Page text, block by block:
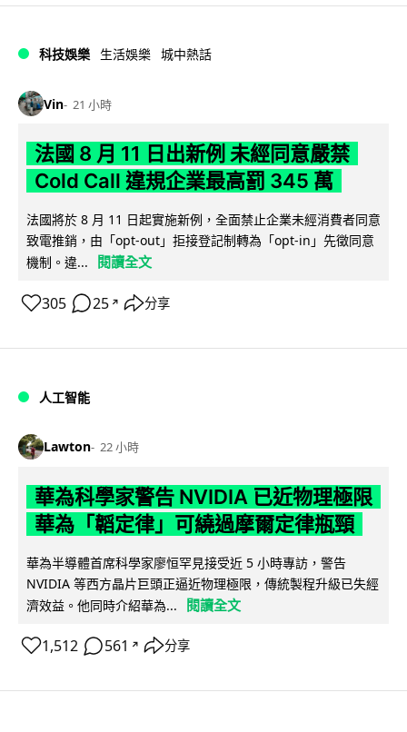
科技娛樂 生活娛樂 城中熱話
Vin 21 小時
法國 8 月 11 日出新例 未經同意嚴禁
Cold Call 違規企業最高罰 345 萬
法國將於 8 月 11 日起實施新例，全面禁止企業未經消費者同意
致電推銷，由「opt-out」拒接登記制轉為「opt-in」先徵同意
機制。違...
閱讀全文
305 25 ↗ 分享
人工智能
Lawton 22 小時
華為科學家警告 NVIDIA 已近物理極限
華為「韜定律」可繞過摩爾定律瓶頸
華為半導體首席科學家廖恒罕見接受近 5 小時專訪，警告
NVIDIA 等西方晶片巨頭正逼近物理極限，傳統製程升級已失經
濟效益。他同時介紹華為...
閱讀全文
1,512 561 ↗ 分享